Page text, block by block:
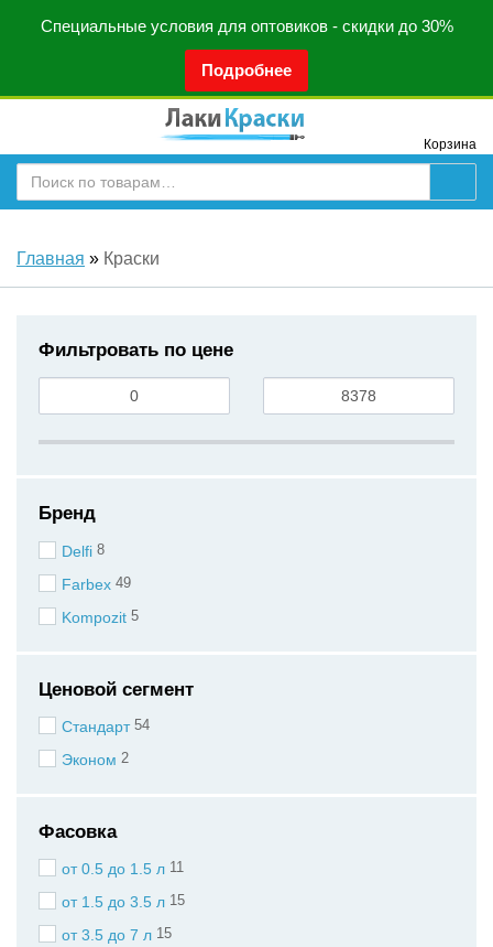
Специальные условия для оптовиков - скидки до 30%
Подробнее
Корзина
Главная » Краски
Фильтровать по цене
Бренд
Delfi 8
Farbex 49
Kompozit 5
Ценовой сегмент
Стандарт 54
Эконом 2
Фасовка
от 0.5 до 1.5 л 11
от 1.5 до 3.5 л 15
от 3.5 до 7 л 15